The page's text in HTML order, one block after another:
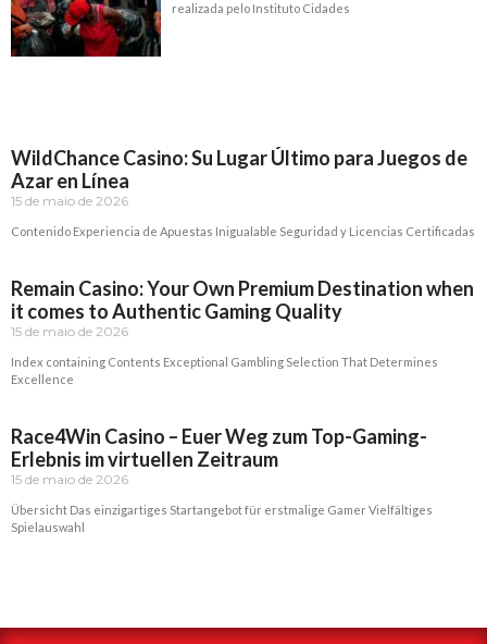
realizada pelo Instituto Cidades
WildChance Casino: Su Lugar Último para Juegos de
Azar en Línea
15 de maio de 2026
Contenido Experiencia de Apuestas Inigualable Seguridad y Licencias Certificadas
Remain Casino: Your Own Premium Destination when
it comes to Authentic Gaming Quality
15 de maio de 2026
Index containing Contents Exceptional Gambling Selection That Determines
Excellence
Race4Win Casino – Euer Weg zum Top-Gaming-
Erlebnis im virtuellen Zeitraum
15 de maio de 2026
Übersicht Das einzigartiges Startangebot für erstmalige Gamer Vielfältiges
Spielauswahl